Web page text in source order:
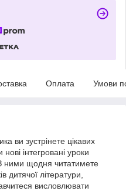
Оплата Умови
ви зустрінете цікавих
інтегровані уроки
З ними щодня читатимете
дитячої літератури,
висловлювати